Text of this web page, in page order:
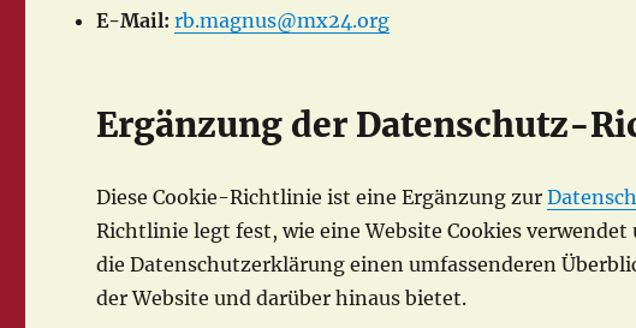
E-Mail:rb.magnus@mx24.org
Ergänzung der Datenschutz-
Diese Cookie-Richtlinie ist eine Ergänzung zur
Richtlinie legt fest, wie eine Website Cookies
die Datenschutzerklärung einen umfassenderen
der Website und darüber hinaus bietet.